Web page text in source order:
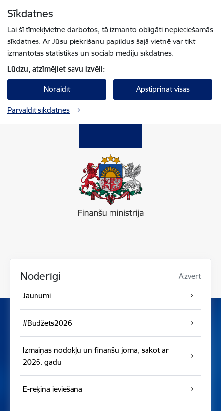
Sīkdatnes
Lai šī tīmekļvietne darbotos, tā izmanto obligāti nepieciešamās
sīkdatnes. Ar Jūsu piekrišanu papildus šajā vietnē var tikt
izmantotas statistikas un sociālo mediju sīkdatnes.
Lūdzu, atzīmējiet savu izvēli:
Noraidīt Apstiprināt visas
Pārvaldīt sīkdatnes
Noderīgi Aizvērt
Jaunumi
#Budžets2026
Izmaiņas nodokļu un finanšu jomā, sākot ar
2026. gadu
E-rēķina ieviešana